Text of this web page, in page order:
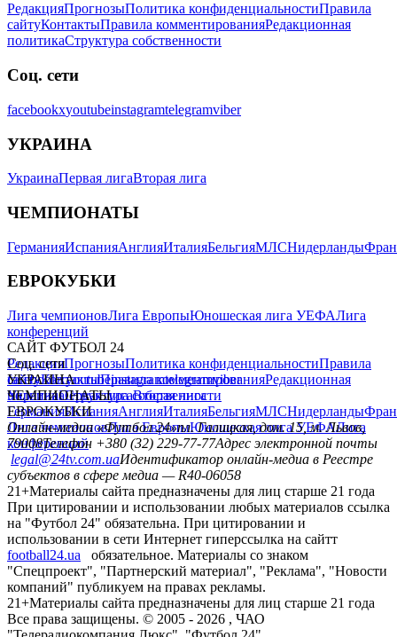
РедакцияПрогнозыПолитика конфиденциальностиПравила
сайтуКонтактыПравила комментированияРедакционная
политикаСтруктура собственности
Соц. сети
facebookxyoutubeinstagramtelegramviber
УКРАИНА
УкраинаПервая лигаВторая лига
ЧЕМПИОНАТЫ
ГерманияИспанияАнглияИталияБельгияМЛСНидерланды
ЕВРОКУБКИ
Лига чемпионовЛига ЕвропыЮношеская лига УЕФАЛига
конференций
САЙТ ФУТБОЛ 24
РедакцияПрогнозыПолитика конфиденциальностиПравила
сайтуКонтактыПравила комментированияРедакционная
политикаСтруктура собственности
Соц. сети
facebookxyoutubeinstagramtelegramviber
УКРАИНА
УкраинаПервая лигаВторая лига
ЧЕМПИОНАТЫ
ГерманияИспанияАнглияИталияБельгияМЛСНидерланды
ЕВРОКУБКИ
Лига чемпионовЛига ЕвропыЮношеская лига УЕФАЛига
конференций
Онлайн-медиа «Футбол 24»пл. Галицкая, дом. 15, м. Львов,
79008Телефон +380 (32) 229-77-77Адрес электронной почты
legal@24tv.com.uaИдентификатор онлайн-медиа в Реестре
субъектов в сфере медиа — R40-06058
21+Материалы сайта предназначены для лиц старше 21 года
При цитировании и использовании любых материалов ссылка
на "Футбол 24" обязательна. При цитировании и
использовании в сети Интернет гиперссылка на сайтт
football24.ua
обязательное. Материалы со знаком
"Спецпроект", "Партнерский материал", "Реклама", "Новости
компаний" публикуем на правах рекламы.
21+Материалы сайта предназначены для лиц старше 21 года
Все права защищены. © 2005 - 2026 , ЧАО